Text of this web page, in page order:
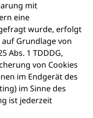
mit
eine
wurde, erfolgt
Grundlage von
Abs. 1 TDDDG,
von Cookies
im Endgerät des
im Sinne des
ist jederzeit